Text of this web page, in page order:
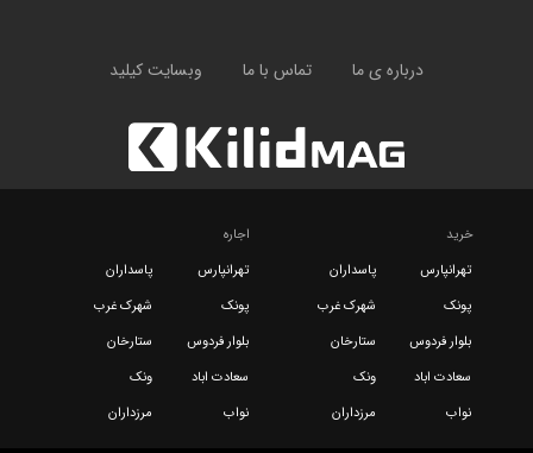
درباره ی ما تماس با ما وبسایت کیلید
خرید
تهرانپارس
پاسداران
پونک
شهرک غرب
بلوار فردوس
ستارخان
سعادت اباد
ونک
نواب
مرزداران
اجاره
تهرانپارس
پاسداران
پونک
شهرک غرب
بلوار فردوس
ستارخان
سعادت اباد
ونک
نواب
مرزداران